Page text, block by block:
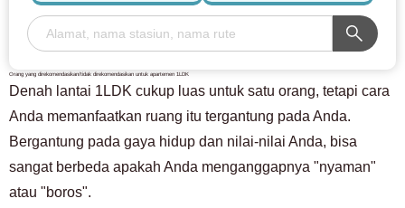
Orang yang direkomendasikan/tidak direkomendasikan untuk apartemen 1LDK
Denah lantai 1LDK cukup luas untuk satu orang, tetapi cara
Anda memanfaatkan ruang itu tergantung pada Anda.
Bergantung pada gaya hidup dan nilai-nilai Anda, bisa
sangat berbeda apakah Anda menganggapnya "nyaman"
atau "boros".